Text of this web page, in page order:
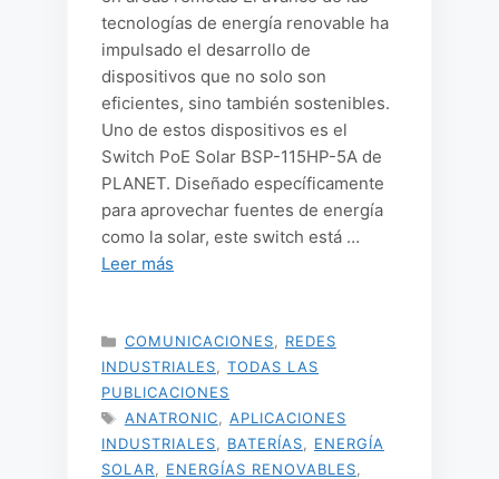
tecnologías de energía renovable ha
impulsado el desarrollo de
dispositivos que no solo son
eficientes, sino también sostenibles.
Uno de estos dispositivos es el
Switch PoE Solar BSP-115HP-5A de
PLANET. Diseñado específicamente
para aprovechar fuentes de energía
como la solar, este switch está …
Leer más
CATEGORÍAS
COMUNICACIONES
REDES
INDUSTRIALES
TODAS LAS
PUBLICACIONES
ETIQUETAS
ANATRONIC
APLICACIONES
INDUSTRIALES
BATERÍAS
ENERGÍA
SOLAR
ENERGÍAS RENOVABLES